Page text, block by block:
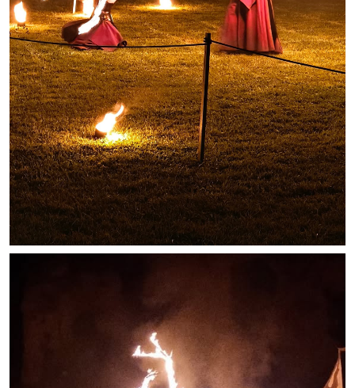
Déchets ménagers, tri sélectif, encombrants
Services publics communaux
Démarches administratives
Urbanisme
Biens à louer
Terrains et maisons à vendre
Etablissements scolaires
Equipements sportifs
Commerces et professions libérales
Exploitants agricoles